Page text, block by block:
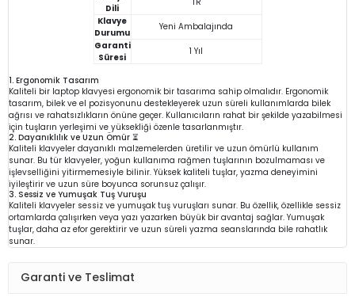
Dili
Klavye
Durumu
Yeni Ambalajında
Garanti
Süresi
1 Yıl
1. Ergonomik Tasarım
Kaliteli bir laptop klavyesi ergonomik bir tasarıma sahip olmalıdır. Ergonomik
tasarım, bilek ve el pozisyonunu destekleyerek uzun süreli kullanımlarda bilek
ağrısı ve rahatsızlıkların önüne geçer. Kullanıcıların rahat bir şekilde yazabilmesi
için tuşların yerleşimi ve yüksekliği özenle tasarlanmıştır.
2. Dayanıklılık ve Uzun Ömür ⏳
Kaliteli klavyeler dayanıklı malzemelerden üretilir ve uzun ömürlü kullanım
sunar. Bu tür klavyeler, yoğun kullanıma rağmen tuşlarının bozulmaması ve
işlevselliğini yitirmemesiyle bilinir. Yüksek kaliteli tuşlar, yazma deneyimini
iyileştirir ve uzun süre boyunca sorunsuz çalışır.
3. Sessiz ve Yumuşak Tuş Vuruşu
Kaliteli klavyeler sessiz ve yumuşak tuş vuruşları sunar. Bu özellik, özellikle sessiz
ortamlarda çalışırken veya yazı yazarken büyük bir avantaj sağlar. Yumuşak
tuşlar, daha az efor gerektirir ve uzun süreli yazma seanslarında bile rahatlık
sunar.
Garanti ve Teslimat